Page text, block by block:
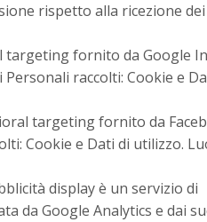
rispetto alla ricezione
fornito da Google
raccolti: Cookie e
targeting fornito da
Cookie e Dati di utilizzo.
display è un servizio di
da Google Analytics e dai